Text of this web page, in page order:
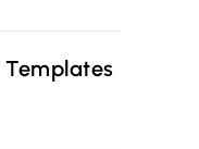
Templates